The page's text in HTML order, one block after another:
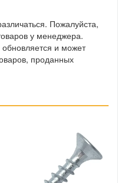
Пожалуйста,
у менеджера.
и может
проданных